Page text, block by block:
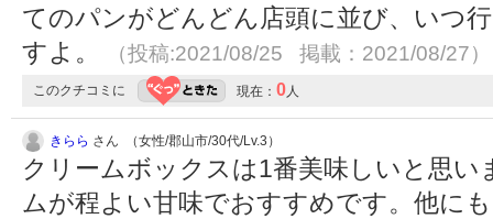
てのパンがどんどん店頭に並び、いつ
すよ。
（投稿:2021/08/25 掲載：2021/08/27）
このクチコミに 現在： 0人
きらら さん （女性/郡山市/30代/Lv.3）
クリームボックスは1番美味しいと思
ムが程よい甘味でおすすめです。他に